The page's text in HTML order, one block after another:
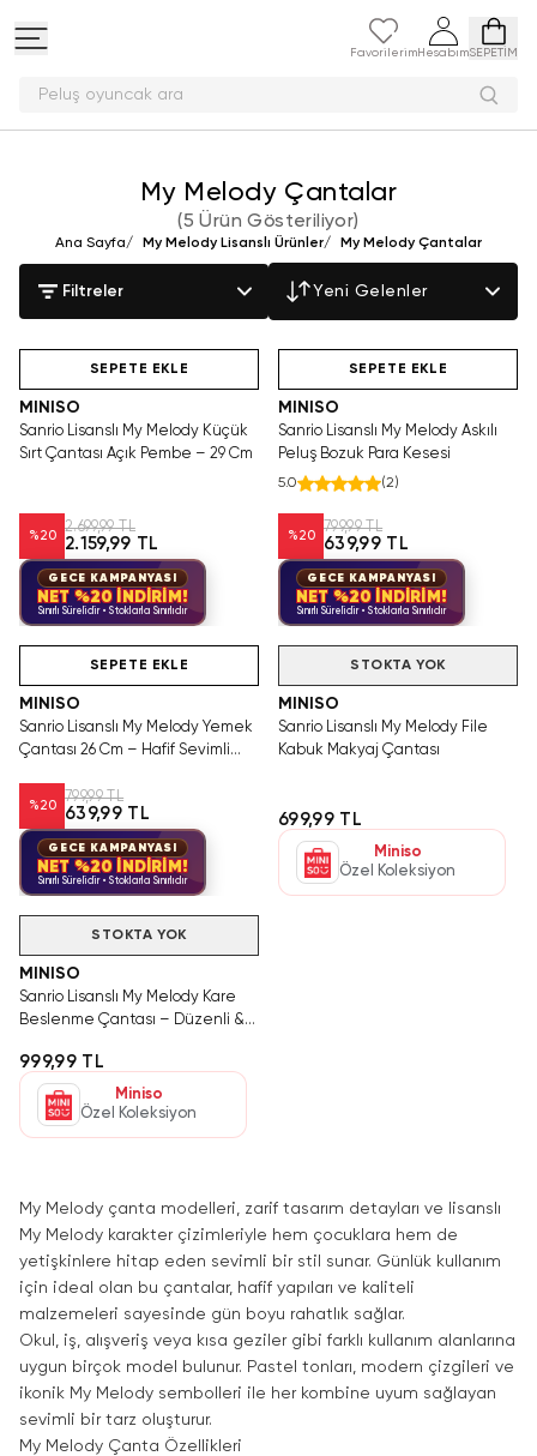
Favorilerim HesabımSEPETİM
Peluş oyuncak ara
My Melody Çantalar
(5 Ürün Gösteriliyor)
Ana Sayfa/ My Melody Lisanslı Ürünler/ My Melody Çantalar
Filtreler Yeni Gelenler
SEPETE EKLE
MINISO
Sanrio Lisanslı My Melody Küçük
Sırt Çantası Açık Pembe – 29 Cm
%20
2.699,99 TL
2.159,99 TL
GECE KAMPANYASI
NET %20 İNDİRİM!
Sınırlı Sürelidir • Stoklarla Sınırlıdır
Tükenmeden Satın Al
SEPETE EKLE
MINISO
Sanrio Lisanslı My Melody Askılı
Peluş Bozuk Para Kesesi
5.0 (2)
%20
799,99 TL
639,99 TL
GECE KAMPANYASI
NET %20 İNDİRİM!
Sınırlı Sürelidir • Stoklarla Sınırlıdır
Tükenmeden Satın Al
SEPETE EKLE
MINISO
Sanrio Lisanslı My Melody Yemek
Çantası 26 Cm – Hafif Sevimli
%20
799,99 TL
639,99 TL
GECE KAMPANYASI
NET %20 İNDİRİM!
Sınırlı Sürelidir • Stoklarla Sınırlıdır
STOKTA YOK
MINISO
Sanrio Lisanslı My Melody File
Kabuk Makyaj Çantası
699,99 TL
Miniso
Özel Koleksiyon
STOKTA YOK
MINISO
Sanrio Lisanslı My Melody Kare
Beslenme Çantası – Düzenli &
999,99 TL
Miniso
Özel Koleksiyon
My Melody çanta modelleri, zarif tasarım detayları ve lisanslı
My Melody karakter çizimleriyle hem çocuklara hem de
yetişkinlere hitap eden sevimli bir stil sunar. Günlük kullanım
için ideal olan bu çantalar, hafif yapıları ve kaliteli
malzemeleri sayesinde gün boyu rahatlık sağlar.
Okul, iş, alışveriş veya kısa geziler gibi farklı kullanım alanlarına
uygun birçok model bulunur. Pastel tonları, modern çizgileri ve
ikonik My Melody sembolleri ile her kombine uyum sağlayan
sevimli bir tarz oluşturur.
My Melody Çanta Özellikleri